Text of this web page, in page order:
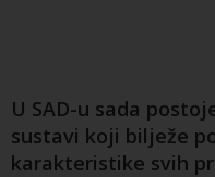
U SAD-u sada
sustavi koji bilježe
karakteristike svih